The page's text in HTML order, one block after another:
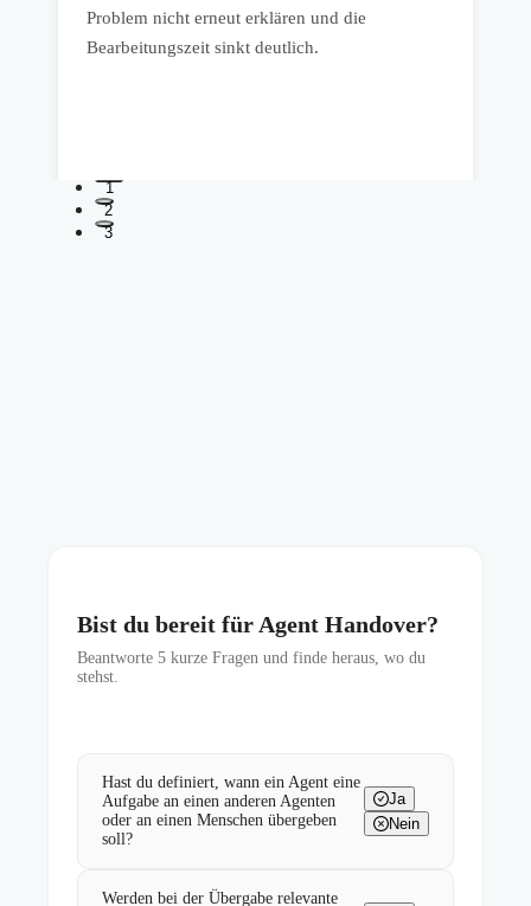
Problem nicht erneut erklären und die
Bearbeitungszeit sinkt deutlich.
1
2
3
Bist du bereit für Agent Handover?
Beantworte 5 kurze Fragen und finde heraus, wo du
stehst.
Hast du definiert, wann ein Agent eine
Aufgabe an einen anderen Agenten
oder an einen Menschen übergeben
soll?
Ja
Nein
Werden bei der Übergabe relevante